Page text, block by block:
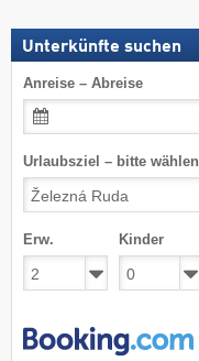
Unterkünfte suchen
Anreise – Abreise
Urlaubsziel – bitte wählen
Erw. Kinder